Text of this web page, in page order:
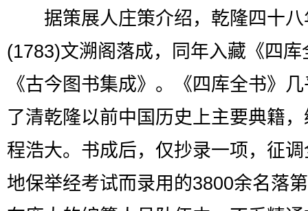
据策展人庄策介绍，乾隆四十八
(1783)文溯阁落成，同年入藏《四库
《古今图书集成》。《四库全书》
了清乾隆以前中国历史上主要典籍
程浩大。书成后，仅抄录一项，征
地保举经考试而录用的3800余名落